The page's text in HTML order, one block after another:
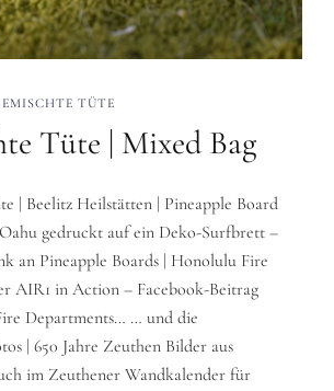
TÜTE
Tüte | Mixed Bag
| Beelitz Heilstätten | Pineapple Board
gedruckt auf ein Deko-Surfbrett –
an Pineapple Boards | Honolulu Fire
AIR1 in Action – Facebook-Beitrag
Departments… … und die
| 650 Jahre Zeuthen Bilder aus
im Zeuthener Wandkalender für